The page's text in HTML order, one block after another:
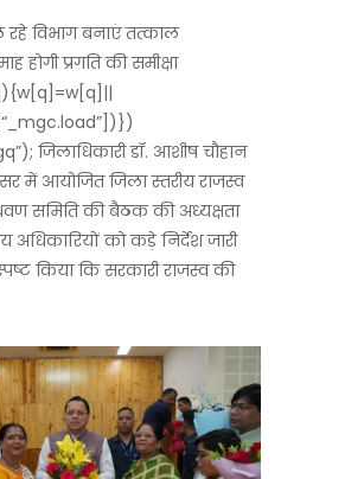
विभाग बनाएं तत्काल
होगी प्रगति की समीक्षा
जिलाधिकारी डॉ. आशीष चौहान
में आयोजित जिला स्तरीय राजस्व
समिति की बैठक की अध्यक्षता
अधिकारियों को कड़े निर्देश जारी
किया कि सरकारी राजस्व की